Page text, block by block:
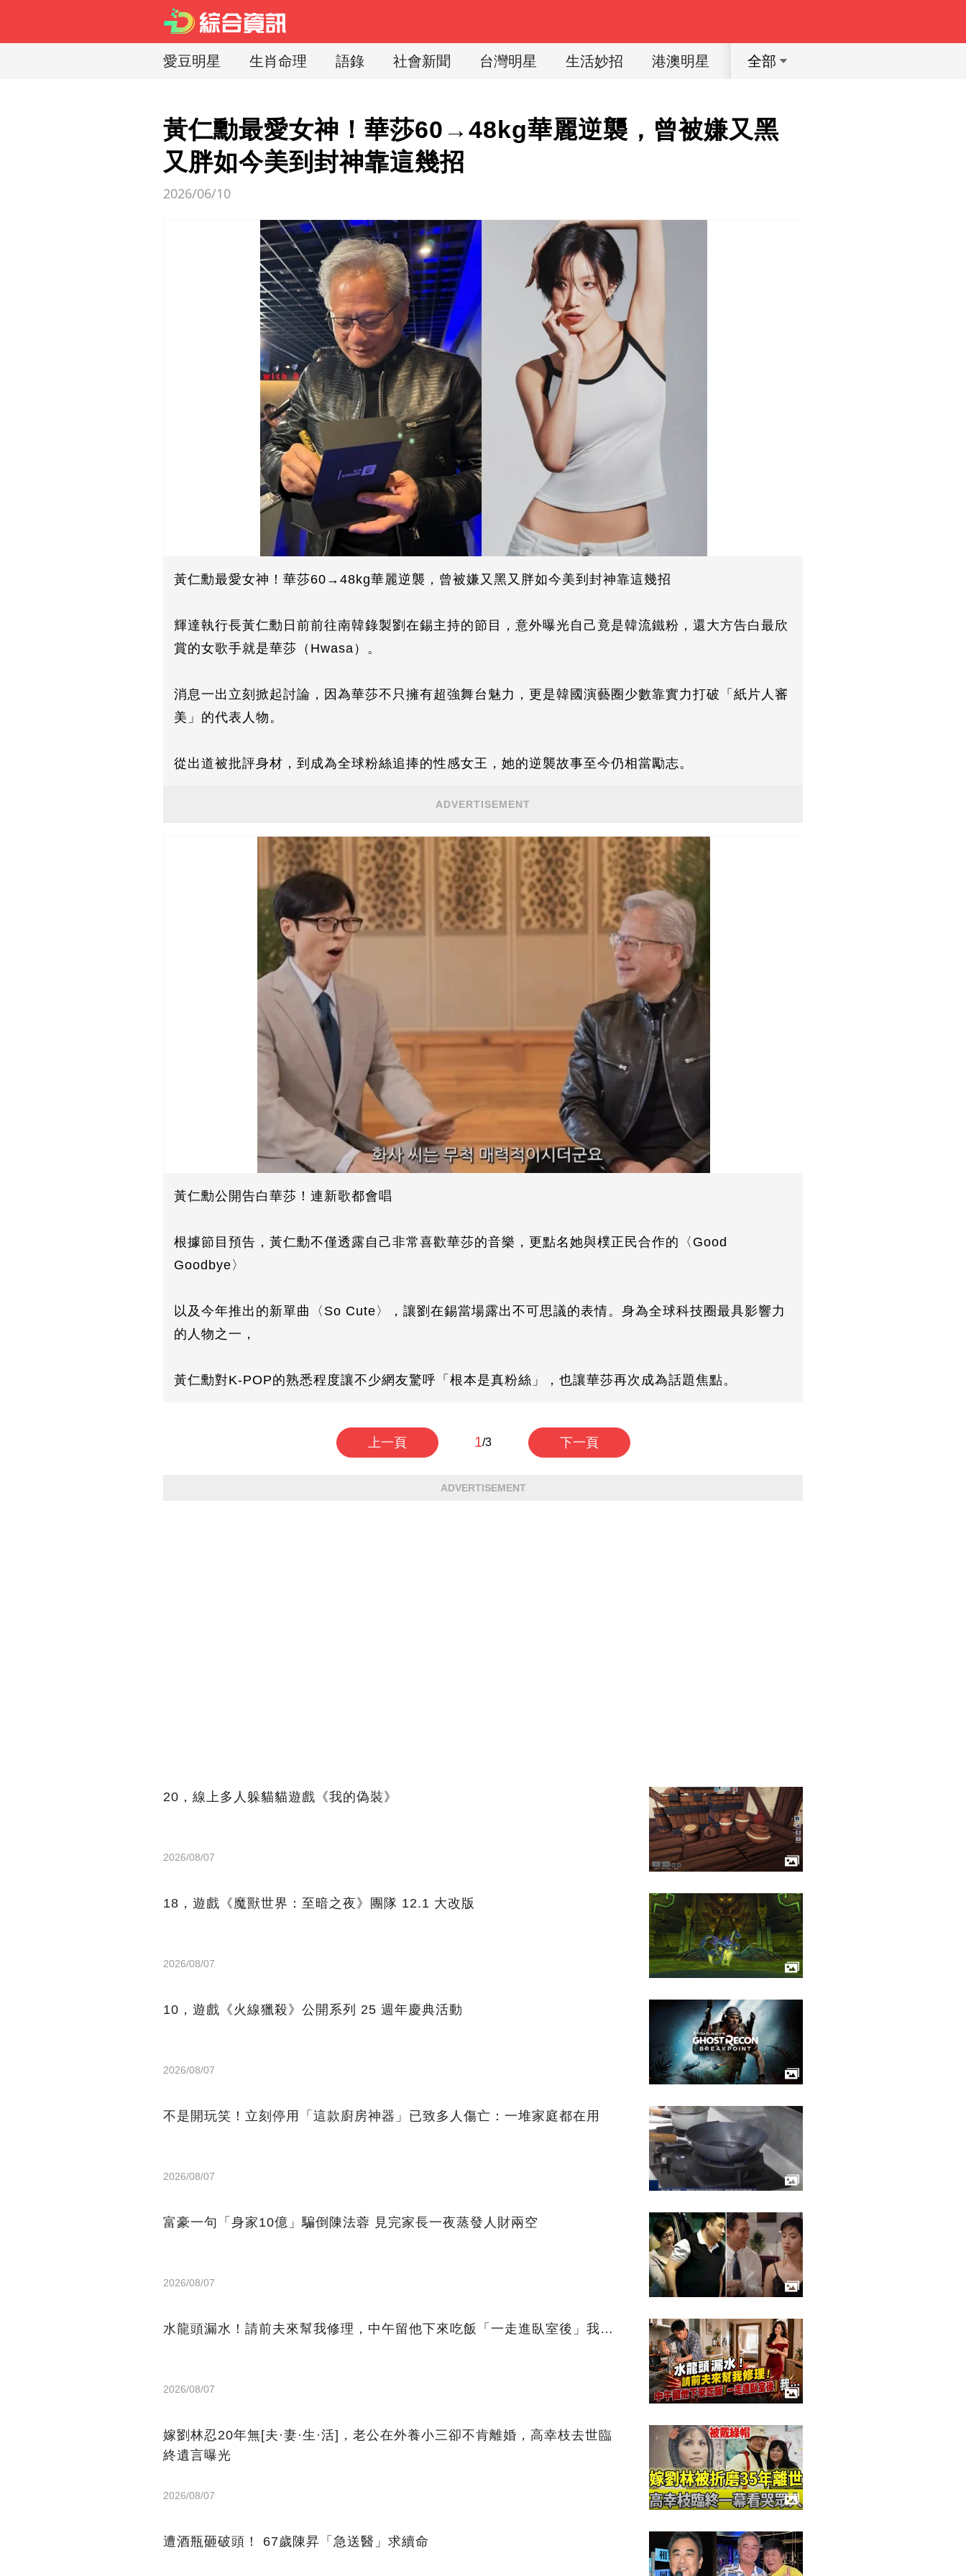
愛豆明星 生肖命理 語錄 社會新聞 台灣明星 生活妙招 港澳明星 體育明星
全部
黃仁勳最愛女神！華莎60→48kg華麗逆襲，曾被嫌又黑
又胖如今美到封神靠這幾招
2026/06/10
黃仁勳最愛女神！華莎60→48kg華麗逆襲，曾被嫌又黑又胖如今美到封神靠這幾招
輝達執行長黃仁勳日前前往南韓錄製劉在錫主持的節目，意外曝光自己竟是韓流鐵粉，還大方告白最欣
賞的女歌手就是華莎（Hwasa）。
消息一出立刻掀起討論，因為華莎不只擁有超強舞台魅力，更是韓國演藝圈少數靠實力打破「紙片人審
美」的代表人物。
從出道被批評身材，到成為全球粉絲追捧的性感女王，她的逆襲故事至今仍相當勵志。
ADVERTISEMENT
黃仁勳公開告白華莎！連新歌都會唱
根據節目預告，黃仁勳不僅透露自己非常喜歡華莎的音樂，更點名她與樸正民合作的〈Good
Goodbye〉
以及今年推出的新單曲〈So Cute〉，讓劉在錫當場露出不可思議的表情。身為全球科技圈最具影響力
的人物之一，
黃仁勳對K-POP的熟悉程度讓不少網友驚呼「根本是真粉絲」，也讓華莎再次成為話題焦點。
上一頁 1/3 下一頁
ADVERTISEMENT
20，線上多人躲貓貓遊戲《我的偽裝》
2026/08/07
18，遊戲《魔獸世界：至暗之夜》團隊 12.1 大改版
2026/08/07
10，遊戲《火線獵殺》公開系列 25 週年慶典活動
2026/08/07
不是開玩笑！立刻停用「這款廚房神器」已致多人傷亡：一堆家庭都在用
2026/08/07
富豪一句「身家10億」騙倒陳法蓉 見完家長一夜蒸發人財兩空
2026/08/07
水龍頭漏水！請前夫來幫我修理，中午留他下來吃飯「一走進臥室後」我…
2026/08/07
嫁劉林忍20年無[夫·妻·生·活]，老公在外養小三卻不肯離婚，高幸枝去世臨
終遺言曝光
2026/08/07
遭酒瓶砸破頭！ 67歲陳昇「急送醫」求續命